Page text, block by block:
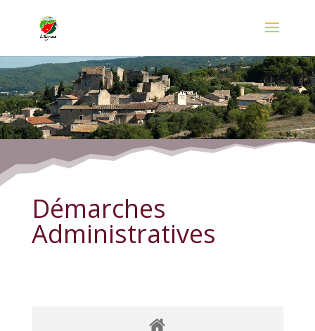
Démarches Administratives
Démarches
Administratives